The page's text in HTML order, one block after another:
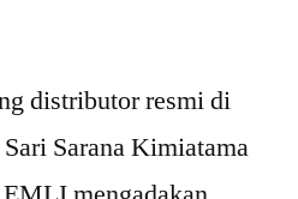
distributor resmi di
Sarana Kimiatama